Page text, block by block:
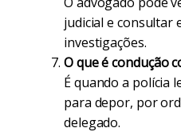
judicial e consultar
investigações.
O que é condução
É quando a polícia
para depor, por
delegado.